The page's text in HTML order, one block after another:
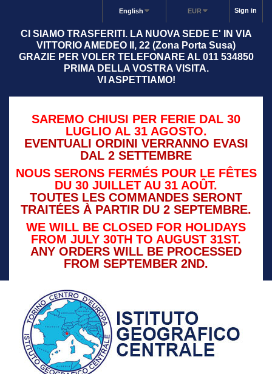
Sign in
EUR
English
CI SIAMO TRASFERITI. LA NUOVA SEDE E' IN VIA
VITTORIO AMEDEO II, 22 (Zona Porta Susa)
GRAZIE PER VOLER TELEFONARE AL 011 534850
PRIMA DELLA VOSTRA VISITA.
VI ASPETTIAMO!
SAREMO CHIUSI PER FERIE DAL 30
LUGLIO AL 31 AGOSTO.
EVENTUALI ORDINI VERRANNO EVASI
DAL 2 SETTEMBRE
NOUS SERONS FERMÉS POUR LE FÊTES
DU 30 JUILLET AU 31 AOÛT.
TOUTES LES COMMANDES SERONT
TRAITÉES À PARTIR DU 2 SEPTEMBRE.
WE WILL BE CLOSED FOR HOLIDAYS
FROM JULY 30TH TO AUGUST 31ST.
ANY ORDERS WILL BE PROCESSED
FROM SEPTEMBER 2ND.